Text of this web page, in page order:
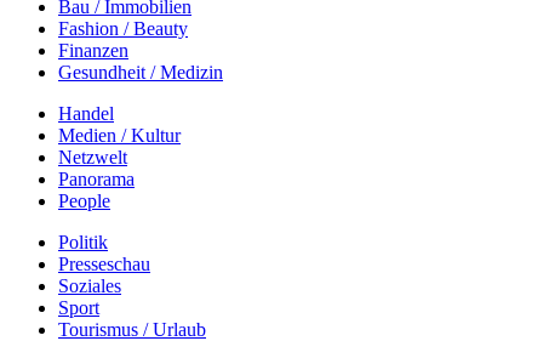
Bau / Immobilien
Fashion / Beauty
Finanzen
Gesundheit / Medizin
Handel
Medien / Kultur
Netzwelt
Panorama
People
Politik
Presseschau
Soziales
Sport
Tourismus / Urlaub